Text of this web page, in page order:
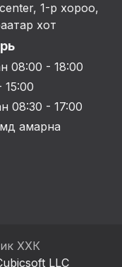
1-р хороо,
хот
08:00 - 18:00
08:30 - 17:00
амарна
ХХК
LLC